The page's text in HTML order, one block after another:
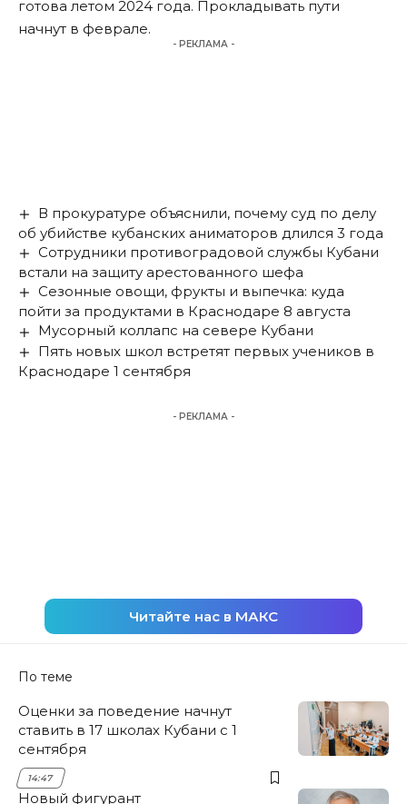
готова летом 2024 года. Прокладывать пути
начнут в феврале.
- РЕКЛАМА -
В прокуратуре объяснили, почему суд по делу
об убийстве кубанских аниматоров длился 3 года
Сотрудники противоградовой службы Кубани
встали на защиту арестованного шефа
Сезонные овощи, фрукты и выпечка: куда
пойти за продуктами в Краснодаре 8 августа
Мусорный коллапс на севере Кубани
Пять новых школ встретят первых учеников в
Краснодаре 1 сентября
- РЕКЛАМА -
Читайте нас в МАКС
По теме
Оценки за поведение начнут
ставить в 17 школах Кубани с 1
сентября
14:47
Новый фигурант